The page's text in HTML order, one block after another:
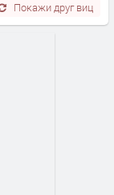
Покажи друг виц